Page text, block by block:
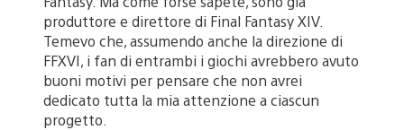
produttore e direttore di Final Fantasy XIV.
Temevo che, assumendo anche la direzione di
FFXVI, i fan di entrambi i giochi avrebbero avuto
buoni motivi per pensare che non avrei
dedicato tutta la mia attenzione a ciascun
progetto.